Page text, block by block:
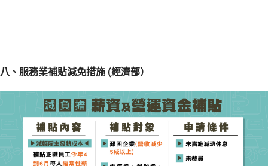
八、服務業補貼減免措施 (經濟部）